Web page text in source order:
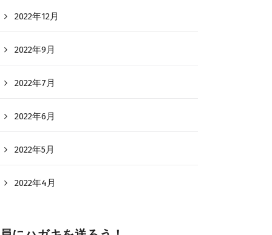
2022年12月
2022年9月
2022年7月
2022年6月
2022年5月
2022年4月